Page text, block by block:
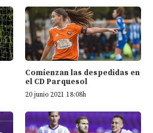
Comienzan las despedidas en
el CD Parquesol
20 junio 2021 18:08h